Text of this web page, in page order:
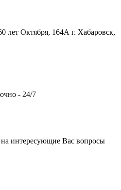
лет Октября, 164А г. Хабаровск,
- 24/7
интересующие Вас вопросы